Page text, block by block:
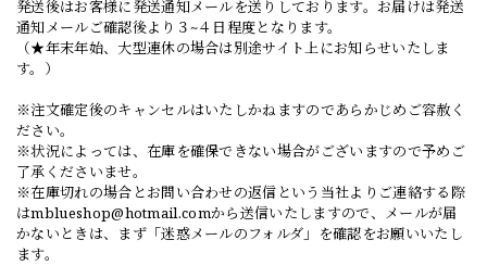
発送後はお客様に発送通知メールを送りしております。お届けは発送
通知メールご確認後より３~４日程度となります。
（★年末年始、大型連休の場合は別途サイト上にお知らせいたしま
す。）
※注文確定後のキャンセルはいたしかねますのであらかじめご容赦く
ださい。
※状況によっては、在庫を確保できない場合がございますので予めご
了承くださいませ。
※在庫切れの場合とお問い合わせの返信という当社よりご連絡する際
はmblueshop@hotmail.comから送信いたしますので、メールが届
かないときは、まず「迷惑メールのフォルダ」を確認をお願いいたし
ます。